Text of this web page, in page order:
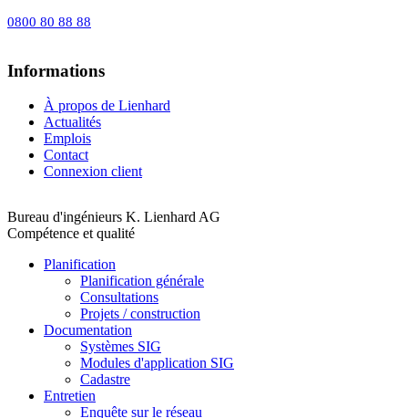
0800 80 88 88
Informations
À propos de Lienhard
Actualités
Emplois
Contact
Connexion client
Bureau d'ingénieurs K. Lienhard AG
Compétence et qualité
Planification
Planification générale
Consultations
Projets / construction
Documentation
Systèmes SIG
Modules d'application SIG
Cadastre
Entretien
Enquête sur le réseau